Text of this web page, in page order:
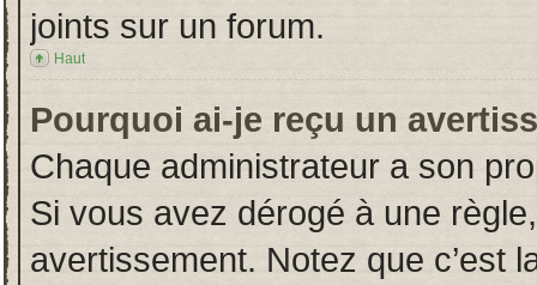
joints sur un forum.
Haut
Pourquoi ai-je reçu un
Chaque administrateur a son
Si vous avez dérogé à une
avertissement. Notez que c’est